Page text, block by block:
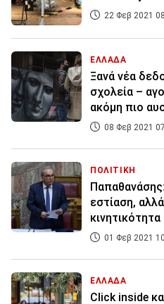
22 Φεβ 2021
ΕΛΛΑΔΑ
Ξανά νέα
σχολεία –
ακόμη πιο
08 Φεβ 2021
ΠΟΛΙΤΙΚΗ
εστίαση,
κινητικότητα
01 Φεβ 2021
ΕΛΛΑΔΑ
Click inside